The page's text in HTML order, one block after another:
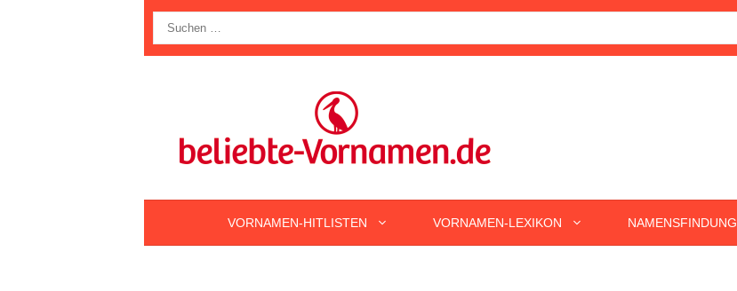
nach:
VORNAMEN-HITLISTEN VORNAMEN-LEXIKON NAMENSFINDUNG